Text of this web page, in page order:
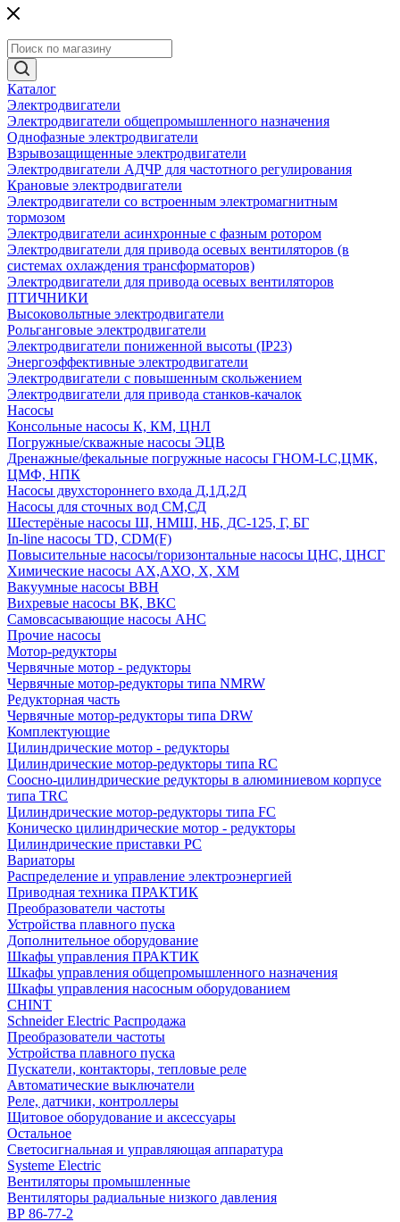
Каталог
Электродвигатели
Электродвигатели общепромышленного назначения
Однофазные электродвигатели
Взрывозащищенные электродвигатели
Электродвигатели АДЧР для частотного регулирования
Крановые электродвигатели
Электродвигатели со встроенным электромагнитным
тормозом
Электродвигатели асинхронные с фазным ротором
Электродвигатели для привода осевых вентиляторов (в
системах охлаждения трансформаторов)
Электродвигатели для привода осевых вентиляторов
ПТИЧНИКИ
Высоковольтные электродвигатели
Рольганговые электродвигатели
Электродвигатели пониженной высоты (IP23)
Энергоэффективные электродвигатели
Электродвигатели с повышенным скольжением
Электродвигатели для привода станков-качалок
Насосы
Консольные насосы К, КМ, ЦНЛ
Погружные/скважные насосы ЭЦВ
Дренажные/фекальные погружные насосы ГНОМ-LC,ЦМК,
ЦМФ, НПК
Насосы двухстороннего входа Д,1Д,2Д
Насосы для сточных вод СМ,СД
Шестерёные насосы Ш, НМШ, НБ, ДС-125, Г, БГ
In-line насосы TD, CDM(F)
Повысительные насосы/горизонтальные насосы ЦНС, ЦНСГ
Химические насосы АХ,АХО, Х, ХМ
Вакуумные насосы ВВН
Вихревые насосы ВК, ВКС
Самовсасывающие насосы АНС
Прочие насосы
Мотор-редукторы
Червячные мотор - редукторы
Червячные мотор-редукторы типа NMRW
Редукторная часть
Червячные мотор-редукторы типа DRW
Комплектующие
Цилиндрические мотор - редукторы
Цилиндрические мотор-редукторы типа RC
Соосно-цилиндрические редукторы в алюминиевом корпусе
типа TRC
Цилиндрические мотор-редукторы типа FC
Коническо цилиндрические мотор - редукторы
Цилиндрические приставки PC
Вариаторы
Распределение и управление электроэнергией
Приводная техника ПРАКТИК
Преобразователи частоты
Устройства плавного пуска
Дополнительное оборудование
Шкафы управления ПРАКТИК
Шкафы управления общепромышленного назначения
Шкафы управления насосным оборудованием
CHINT
Schneider Electric Распродажа
Преобразователи частоты
Устройства плавного пуска
Пускатели, контакторы, тепловые реле
Автоматические выключатели
Реле, датчики, контроллеры
Щитовое оборудование и аксессуары
Остальное
Светосигнальная и управляющая аппаратура
Systeme Electric
Вентиляторы промышленные
Вентиляторы радиальные низкого давления
ВР 86-77-2